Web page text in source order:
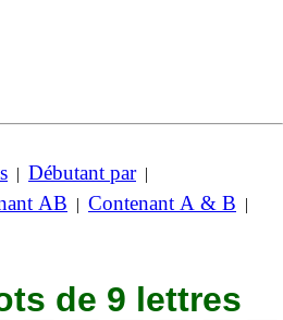
| Débutant par|
AB | Contenant A & B |
de 9 lettres